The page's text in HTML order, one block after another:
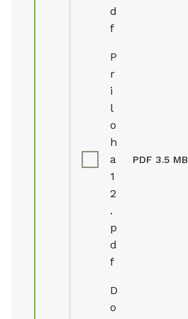
d
f
P
r
i
l
o
h
a
1
2
.
p
d
f
PDF 3.5 MB
D
o